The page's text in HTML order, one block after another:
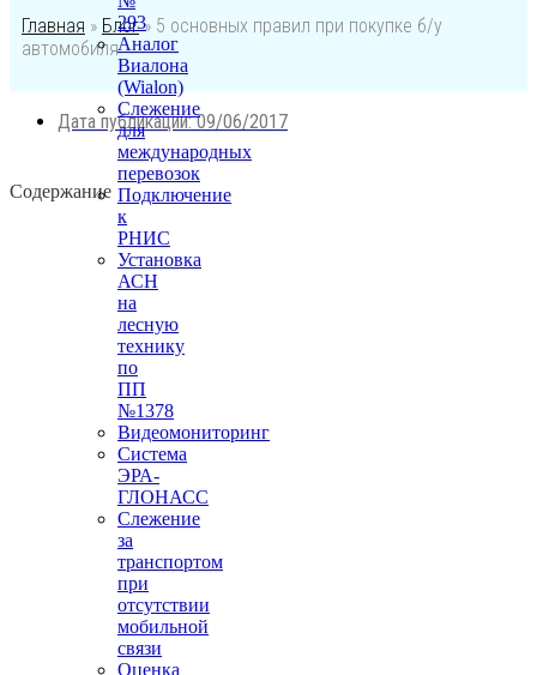
293
Аналог
Виалона
(Wialon)
Слежение
для
международных
перевозок
Подключение
к
РНИС
Установка
АСН
на
лесную
технику
по
ПП
№1378
Видеомониторинг
Система
ЭРА-
ГЛОНАСС
Слежение
за
транспортом
при
отсутствии
мобильной
связи
Оценка
Главная » Блог» 5 основных правил при покупке б/у
автомобиля
Дата публикации:09/06/2017
Содержание